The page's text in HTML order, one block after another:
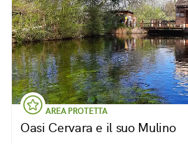
AREA PROTETTA
Oasi Cervara e il suo Mulino